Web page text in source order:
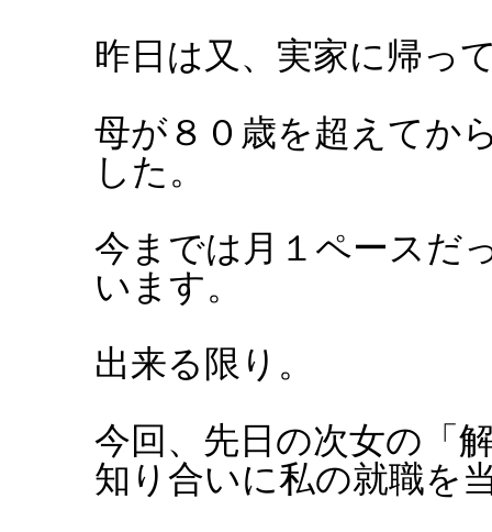
昨日は又、実家に帰っ
母が８０歳を超えてか
した。
今までは月１ペースだ
います。
出来る限り。
今回、先日の次女の「
知り合いに私の就職を